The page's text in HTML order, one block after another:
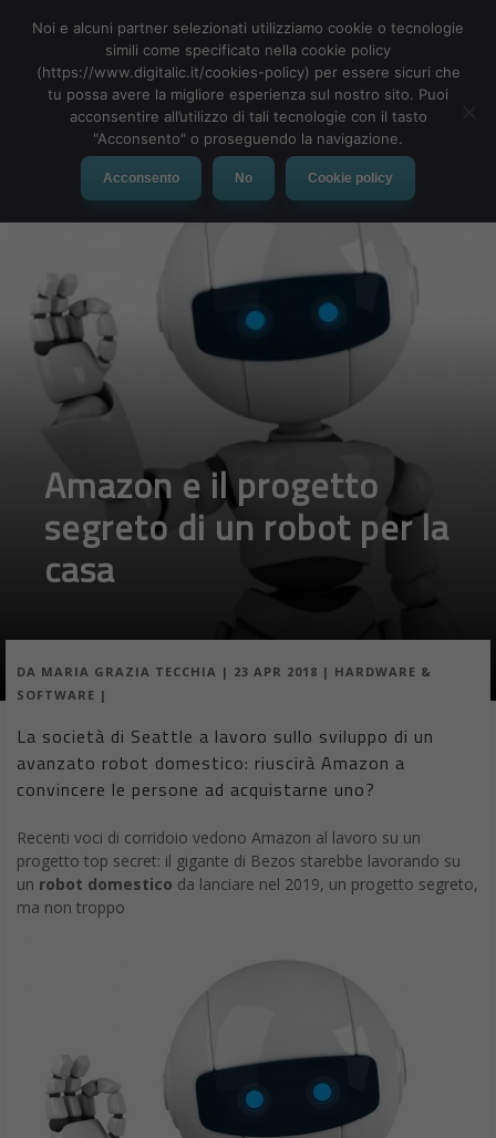
MENU
Amazon e il progetto
segreto di un robot per la
casa
DA MARIA GRAZIA TECCHIA | 23 APR 2018 | HARDWARE &
SOFTWARE |
La società di Seattle a lavoro sullo sviluppo di un
avanzato robot domestico: riuscirà Amazon a
convincere le persone ad acquistarne uno?
Recenti voci di corridoio vedono Amazon al lavoro su un
progetto top secret: il gigante di Bezos starebbe lavorando su
un robot domestico da lanciare nel 2019, un progetto segreto,
ma non troppo
Noi e alcuni partner selezionati utilizziamo cookie o tecnologie
simili come specificato nella cookie policy
(https://www.digitalic.it/cookies-policy) per essere sicuri che
tu possa avere la migliore esperienza sul nostro sito. Puoi
acconsentire all’utilizzo di tali tecnologie con il tasto
"Acconsento" o proseguendo la navigazione.
Acconsento No Cookie policy